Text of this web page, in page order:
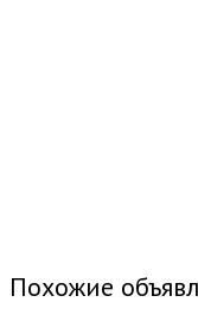
Похожие